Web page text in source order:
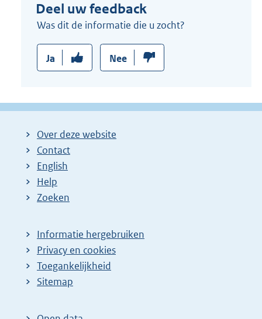
Deel uw feedback
Was dit de informatie die u zocht?
Ja Nee
Over deze website
Contact
English
Help
Zoeken
Informatie hergebruiken
Privacy en cookies
Toegankelijkheid
Sitemap